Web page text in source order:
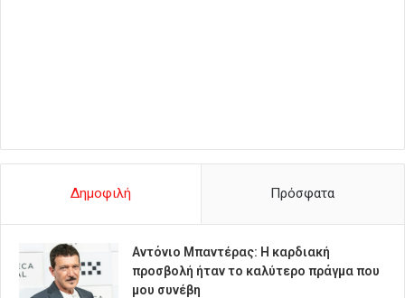
Δημοφιλή Πρόσφατα
Αντόνιο Μπαντέρας: Η καρδιακή
προσβολή ήταν το καλύτερο πράγμα που
μου συνέβη